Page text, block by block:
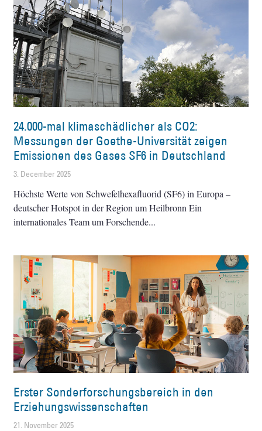
24.000-mal klimaschädlicher als CO2:
Messungen der Goethe-Universität zeigen
Emissionen des Gases SF6 in Deutschland
3. December 2025
Höchste Werte von Schwefelhexafluorid (SF6) in Europa –
deutscher Hotspot in der Region um Heilbronn Ein
internationales Team um Forschende
Erster Sonderforschungsbereich in den
Erziehungswissenschaften
21. November 2025